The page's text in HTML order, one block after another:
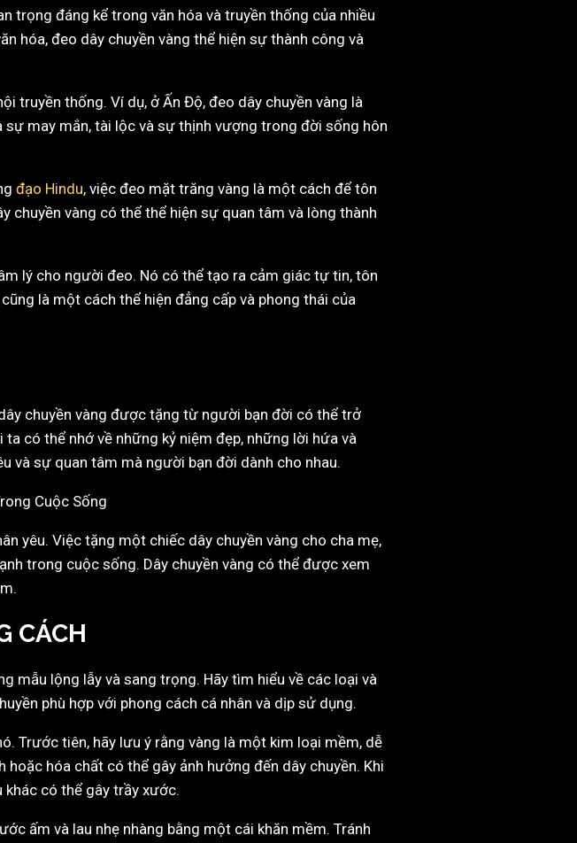
trọng đáng kể trong văn hóa và truyền thống của nhiều
hóa, đeo dây chuyền vàng thể hiện sự thành công và
truyền thống. Ví dụ, ở Ấn Độ, đeo dây chuyền vàng là
may mắn, tài lộc và sự thịnh vượng trong đời sống hôn
đạo Hindu, việc đeo mặt trăng vàng là một cách để tôn
chuyền vàng có thể thể hiện sự quan tâm và lòng thành
lý cho người đeo. Nó có thể tạo ra cảm giác tự tin, tôn
là một cách thể hiện đẳng cấp và phong thái của
chuyền vàng được tặng từ người bạn đời có thể trở
có thể nhớ về những kỷ niệm đẹp, những lời hứa và
và sự quan tâm mà người bạn đời dành cho nhau.
yêu. Việc tặng một chiếc dây chuyền vàng cho cha mẹ,
trong cuộc sống. Dây chuyền vàng có thể được xem
CÁCH
mẫu lộng lẫy và sang trọng. Hãy tìm hiểu về các loại và
phù hợp với phong cách cá nhân và dịp sử dụng.
Trước tiên, hãy lưu ý rằng vàng là một kim loại mềm, dễ
hóa chất có thể gây ảnh hưởng đến dây chuyền. Khi
khác có thể gây trầy xước.
ấm và lau nhẹ nhàng bằng một cái khăn mềm. Tránh